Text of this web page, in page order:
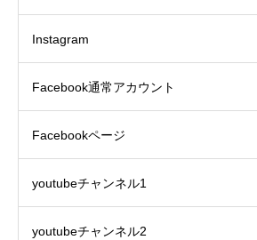
Instagram
Facebook通常アカウント
Facebookページ
youtubeチャンネル1
youtubeチャンネル2